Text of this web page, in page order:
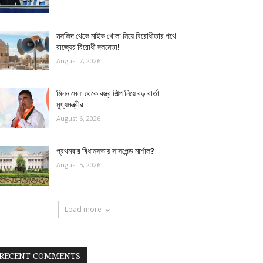
মসজিদ থেকে মাইক খোলা নিয়ে বিরোধীতার পথে
রাজ্যের বিরোধী দলনেতা!
August 7, 2026
মিলন মেলা থেকে বস্ত্র শিল্প নিয়ে বড় বার্তা
মুখ্যমন্ত্রীর
August 6, 2026
প্রথমবার বিধানসভায় সাসপেন্ড মার্শাল?
August 5, 2026
Load more
COMMENTS